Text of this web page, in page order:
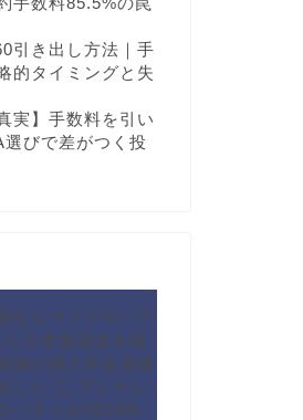
引き出し方法｜手
的タイミングと失
実】手数料を引い
びで差がつく投
ならマイプロパテ
た老後資金を積
険の個人年金保険
した に マレーシ
パティが2024年